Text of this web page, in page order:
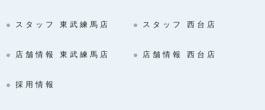
スタッフ 東武練馬店 スタッフ 西台店
店舗情報 東武練馬店 店舗情報 西台店
採用情報